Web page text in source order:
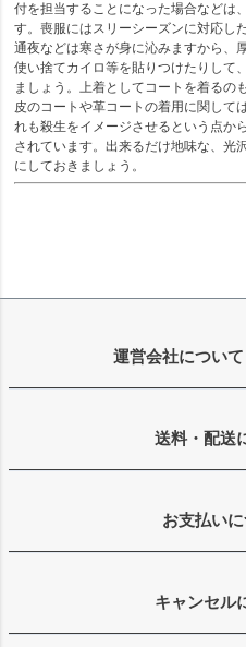
付を担当することになった場合などは
す。喪服にはスリーシーズンに対応し
通夜などは寒さが身に沁みますから、
使い捨てカイロ等を貼りつけたりして
ましょう。上着としてコートを着るの
皮のコートや革コートの着用に関して
れも殺生をイメージさせるという点か
されています。出来るだけ地味な、光
にしておきましょう。
運営会社について
送料・配送
お支払い
キャンセル